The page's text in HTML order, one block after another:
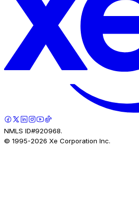
NMLS ID#920968.
© 1995-2026 Xe Corporation Inc.